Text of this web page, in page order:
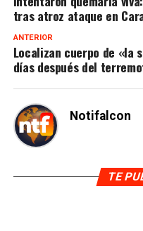
tras atroz ataque en
ANTERIOR
Localizan cuerpo de «la
días después del
Notifalcon
TE